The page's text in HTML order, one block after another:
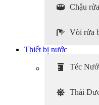
Chậu
Vòi rửa
Thiết bị nước
Téc
Thái